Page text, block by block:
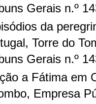
Gerais n.º
da
Torre do
Gerais n.º
a Fátima em
Empresa